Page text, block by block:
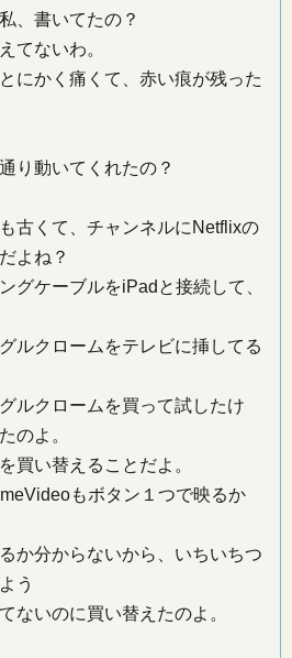
、書いてたの？
てないわ。
にかく痛くて、赤い痕が残った
り動いてくれたの？
古くて、チャンネルにNetflixの
よね？
グケーブルをiPadと接続して、
ルクロームをテレビに挿してる
ルクロームを買って試したけ
のよ。
買い替えることだよ。
もボタン１つで映るか
か分からないから、いちいちつ
う
ないのに買い替えたのよ。